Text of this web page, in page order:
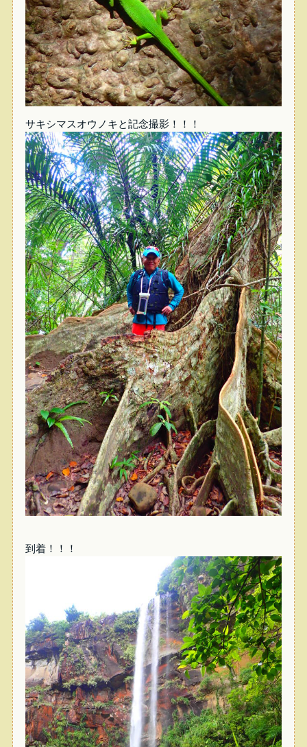
サキシマスオウノキと記念撮影！！！
到着！！！